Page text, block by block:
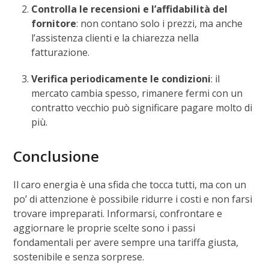
Controlla le recensioni e l’affidabilità del
fornitore: non contano solo i prezzi, ma anche
l’assistenza clienti e la chiarezza nella
fatturazione.
Verifica periodicamente le condizioni: il
mercato cambia spesso, rimanere fermi con un
contratto vecchio può significare pagare molto di
più.
Conclusione
Il caro energia è una sfida che tocca tutti, ma con un
po’ di attenzione è possibile ridurre i costi e non farsi
trovare impreparati. Informarsi, confrontare e
aggiornare le proprie scelte sono i passi
fondamentali per avere sempre una tariffa giusta,
sostenibile e senza sorprese.